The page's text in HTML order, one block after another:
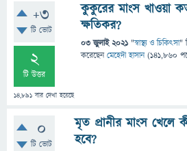
+3
টি ভোট
2
টি উত্তর
14,891 বার দেখা হয়েছে
কুকুরের মাংস খাওয়া
ক্ষতিকর?
03 জুলাই 2021 "স্বাস্থ্য ও চিকিৎসা"
করেছেনমেহেদী হাসান (141,860
0
টি ভোট
মৃত প্রানীর মাংস খেলে
হবে?